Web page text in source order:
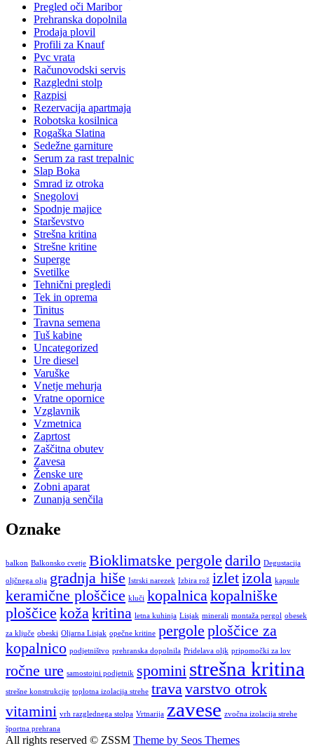
Pregled oči Maribor
Prehranska dopolnila
Prodaja plovil
Profili za Knauf
Pvc vrata
Računovodski servis
Razgledni stolp
Razpisi
Rezervacija apartmaja
Robotska kosilnica
Rogaška Slatina
Sedežne garniture
Serum za rast trepalnic
Slap Boka
Smrad iz otroka
Snegolovi
Spodnje majice
Starševstvo
Strešna kritina
Strešne kritine
Superge
Svetilke
Tehnični pregledi
Tek in oprema
Tinitus
Travna semena
Tuš kabine
Uncategorized
Ure diesel
Varuške
Vnetje mehurja
Vratne opornice
Vzglavnik
Vzmetnica
Zaprtost
Zaščitna obutev
Zavesa
Ženske ure
Zobni aparat
Zunanja senčila
Oznake
balkon Balkonsko cvetje Bioklimatske pergole darilo Degustacija
oljčnega olja gradnja hiše Istrski narezek Izbira rož izletizola kapsule
keramične ploščice kluči kopalnicakopalniške
ploščice kožakritina letna kuhinja Lisjak minerali montaža pergol obesek
za ključe obeski Oljarna Lisjak opečne kritine pergole ploščice za
kopalnico podjetništvo prehranska dopolnila Pridelava oljk pripomočki za lov
ročne ure samostojni podjetnik spomini strešna kritina
strešne konstrukcije toplotna izolacija strehe travavarstvo otrok
vitamini vrh razglednega stolpa Vrtnarija zavese zvočna izolacija strehe
športna prehrana
All rights reserved © ZSSM Theme by Seos Themes